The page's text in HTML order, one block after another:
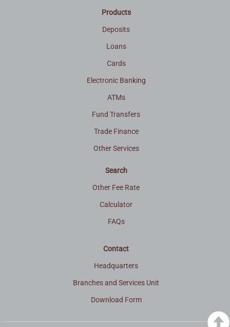
Products
Deposits
Loans
Cards
Electronic Banking
ATMs
Fund Transfers
Trade Finance
Other Services
Search
Other Fee Rate
Calculator
FAQs
Contact
Headquarters
Branches and Services Unit
Download Form